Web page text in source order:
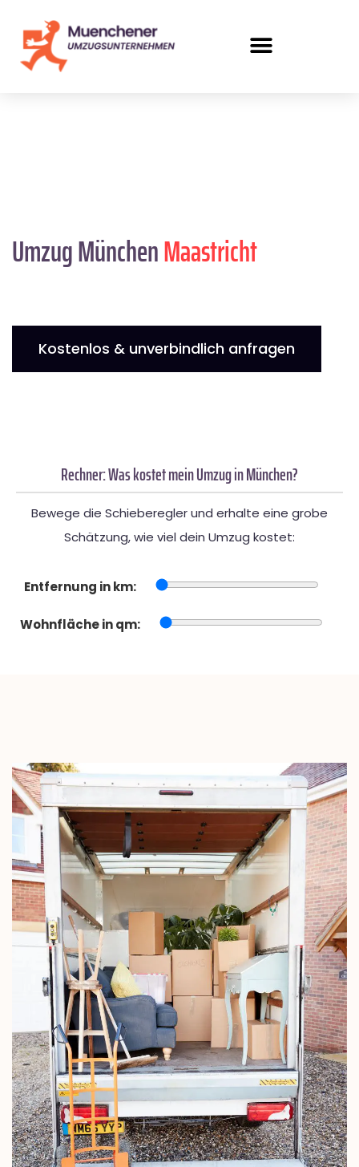
Umzug MünchenMaastricht
Kostenlos & unverbindlich anfragen
Rechner: Was kostet mein Umzug in München?
Bewege die Schieberegler und erhalte eine grobe
Schätzung, wie viel dein Umzug kostet:
Entfernung in km:
Wohnfläche in qm: